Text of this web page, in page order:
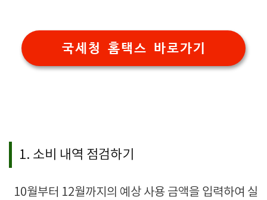
국세청 홈택스 바로가기
1. 소비 내역 점검하기
10월부터 12월까지의 예상 사용 금액을 입력하여 실